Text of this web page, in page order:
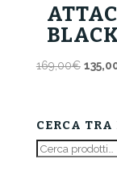
169,00€ Il
era:
CERCA
Cerca: